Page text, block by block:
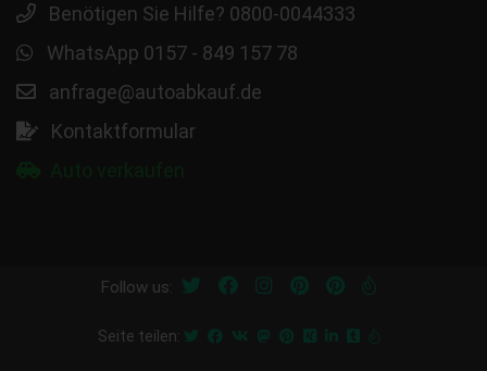
Benötigen Sie Hilfe? 0800-0044333
WhatsApp 0157 - 849 157 78
anfrage@autoabkauf.de
Kontaktformular
Follow us:
Seite teilen: